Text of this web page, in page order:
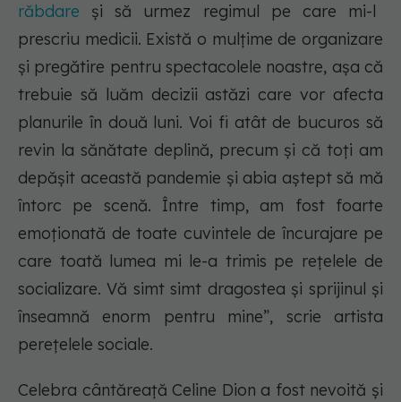
răbdare și să urmez regimul pe care mi-l
prescriu medicii. Există o mulțime de organizare
și pregătire pentru spectacolele noastre, așa că
trebuie să luăm decizii astăzi care vor afecta
planurile în două luni. Voi fi atât de bucuros să
revin la sănătate deplină, precum și că toți am
depășit această pandemie și abia aștept să mă
întorc pe scenă. Între timp, am fost foarte
emoționată de toate cuvintele de încurajare pe
care toată lumea mi le-a trimis pe rețelele de
socializare. Vă simt simt dragostea și sprijinul și
înseamnă enorm pentru mine”, scrie artista
perețelele sociale.
Celebra cântăreață Celine Dion a fost nevoită și